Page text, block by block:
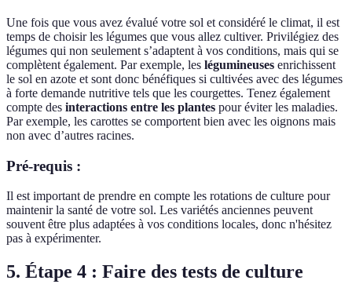
Une fois que vous avez évalué votre sol et considéré le climat, il est
temps de choisir les légumes que vous allez cultiver. Privilégiez des
légumes qui non seulement s’adaptent à vos conditions, mais qui se
complètent également. Par exemple, les légumineuses enrichissent
le sol en azote et sont donc bénéfiques si cultivées avec des légumes
à forte demande nutritive tels que les courgettes. Tenez également
compte des interactions entre les plantes pour éviter les maladies.
Par exemple, les carottes se comportent bien avec les oignons mais
non avec d’autres racines.
Pré-requis :
Il est important de prendre en compte les rotations de culture pour
maintenir la santé de votre sol. Les variétés anciennes peuvent
souvent être plus adaptées à vos conditions locales, donc n'hésitez
pas à expérimenter.
5. Étape 4 : Faire des tests de culture